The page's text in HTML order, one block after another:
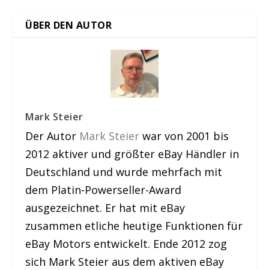
ÜBER DEN AUTOR
Mark Steier
Der Autor Mark Steier war von 2001 bis
2012 aktiver und größter eBay Händler in
Deutschland und wurde mehrfach mit
dem Platin-Powerseller-Award
ausgezeichnet. Er hat mit eBay
zusammen etliche heutige Funktionen für
eBay Motors entwickelt. Ende 2012 zog
sich Mark Steier aus dem aktiven eBay